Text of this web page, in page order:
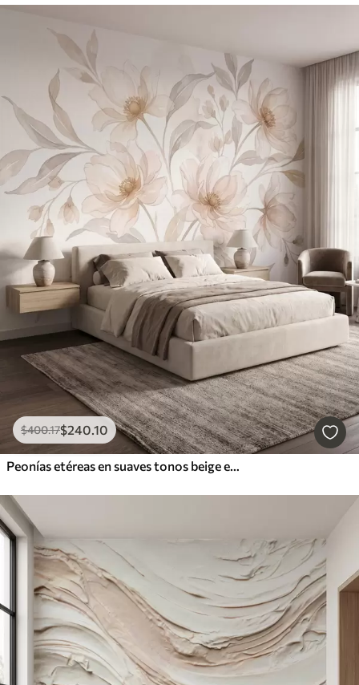
$400.17$240 .10